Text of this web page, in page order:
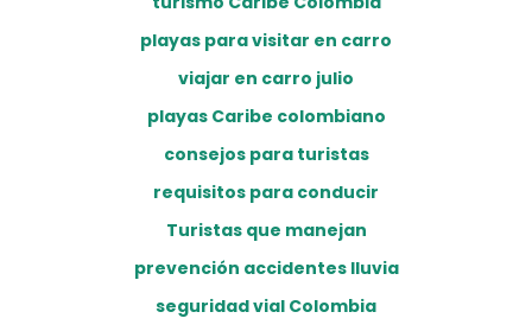
playas para visitar en carro
viajar en carro julio
playas Caribe colombiano
consejos para turistas
requisitos para conducir
Turistas que manejan
prevención accidentes lluvia
seguridad vial Colombia